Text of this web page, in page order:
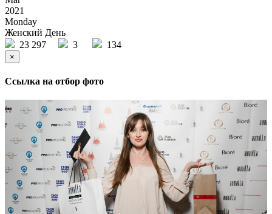
2021
Monday
Женский День
23 297
3 134
×
Ссылка на отбор фото